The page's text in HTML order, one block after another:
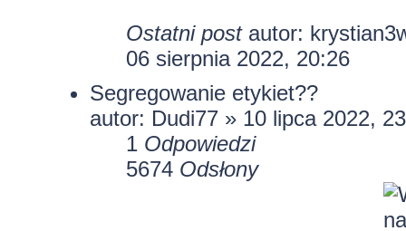
Ostatni post autor:
06 sierpnia 2022, 20:26
Segregowanie etykiet??
autor: Dudi77» 10 lipca 2022,
1 Odpowiedzi
5674 Odsłony